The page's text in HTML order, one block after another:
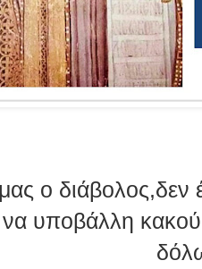
ο διάβολος,δεν
υποβάλλη